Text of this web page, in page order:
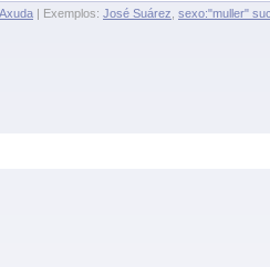
Axuda | Exemplos: José Suárez sexo:"muller"